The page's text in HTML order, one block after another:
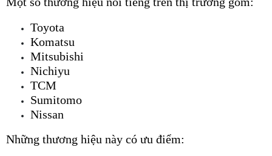
Toyota
Komatsu
Mitsubishi
Nichiyu
TCM
Sumitomo
Nissan
Những thương hiệu này có ưu điểm: